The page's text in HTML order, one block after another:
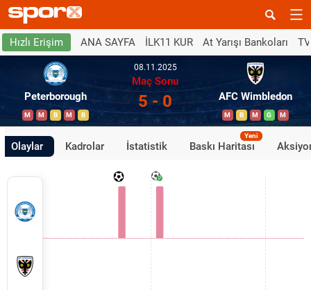
Hızlı Erişim ANA SAYFA İLK11 KUR At Yarışı Bankoları
Peterborough
M M B M B
08.11.2025
Maç Sonu
5 - 0 AFC Wimbledon
M B M G M
Olaylar Kadrolar İstatistik Baskı Haritası
Yeni